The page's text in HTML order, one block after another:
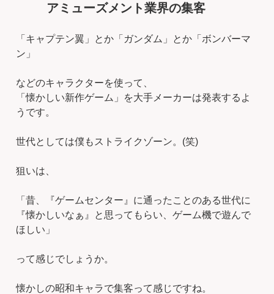
アミューズメント業界の集客
「キャプテン翼」とか「ガンダム」とか「ボンバーマ
ン」
などのキャラクターを使って、
「懐かしい新作ゲーム」を大手メーカーは発表するよ
うです。
世代としては僕もストライクゾーン。(笑)
狙いは、
「昔、『ゲームセンター』に通ったことのある世代に
『懐かしいなぁ』と思ってもらい、ゲーム機で遊んで
ほしい」
って感じでしょうか。
懐かしの昭和キャラで集客って感じですね。